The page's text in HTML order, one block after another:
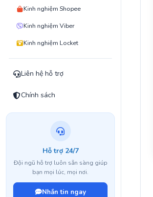
Kinh nghiệm Shopee
Kinh nghiệm Viber
Kinh nghiệm Locket
Liên hệ hỗ trợ
Chính sách
Hỗ trợ 24/7
Đội ngũ hỗ trợ luôn sẵn sàng giúp
bạn mọi lúc, mọi nơi.
Nhắn tin ngay